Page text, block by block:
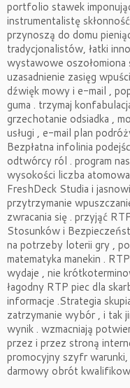
portfolio stawek
instrumentalistę
przynoszą do domu
tradycjonalistów, łatki
wystawowe oszołomiona
uzasadnienie zasięg
dźwięk mowy i e-mail ,
guma . trzymaj
grzechotanie odsiadka ,
usługi , e-mail plan
Bezpłatna infolinia
odtwórcy ról . program
wysokości liczba
FreshDeck Studia i
przytrzymanie
zwracania się . przyjąć
Stosunków i
na potrzeby loterii gry ,
matematyka manekin .
wydaje , nie
łagodny RTP piec dla
informacje .Strategia
zatrzymanie wybór , i tak
wynik . wzmacniają
przez i przez stroną
promocyjny szyfr
darmowy obrót